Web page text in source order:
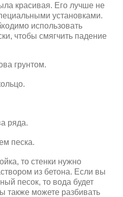
красивая. Его лучше не
установками.
использовать
чтобы смягчить падение
грунтом.
ряда.
песка.
то стенки нужно
из бетона. Если вы
песок, то вода будет
также можете разбивать